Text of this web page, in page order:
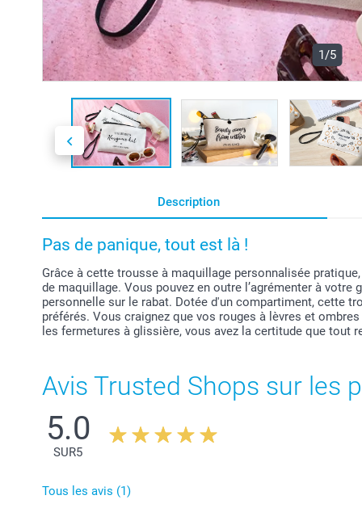
1/5
Description
Pas de panique, tout est là !
Grâce à cette trousse à maquillage personnalisée
de maquillage. Vous pouvez en outre l’agrémenter à
personnelle sur le rabat. Dotée d'un compartiment, cette
préférés. Vous craignez que vos rouges à lèvres et
les fermetures à glissière, vous avez la certitude que tout
Avis Trusted Shops sur les
5.0
SUR5
Tous les avis (1)